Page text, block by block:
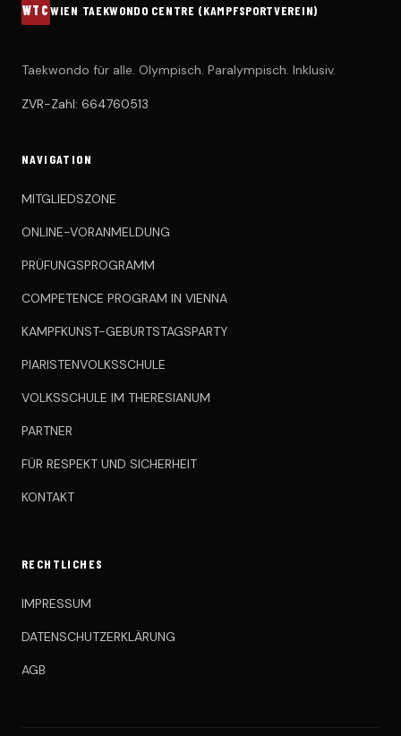
WTCWIEN TAEKWONDO CENTRE (KAMPFSPORTVEREIN)
Taekwondo für alle. Olympisch. Paralympisch. Inklusiv.
ZVR-Zahl: 664760513
NAVIGATION
MITGLIEDSZONE
ONLINE-VORANMELDUNG
PRÜFUNGSPROGRAMM
COMPETENCE PROGRAM IN VIENNA
KAMPFKUNST-GEBURTSTAGSPARTY
PIARISTENVOLKSSCHULE
VOLKSSCHULE IM THERESIANUM
PARTNER
FÜR RESPEKT UND SICHERHEIT
KONTAKT
RECHTLICHES
IMPRESSUM
DATENSCHUTZERKLÄRUNG
AGB